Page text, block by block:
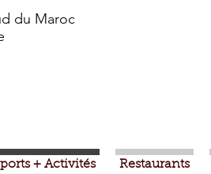
du Maroc
+ Activités Restaurants